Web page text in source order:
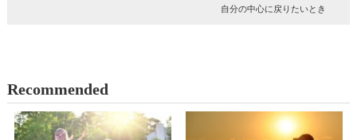
自分の中心に戻りたいとき
Recommended